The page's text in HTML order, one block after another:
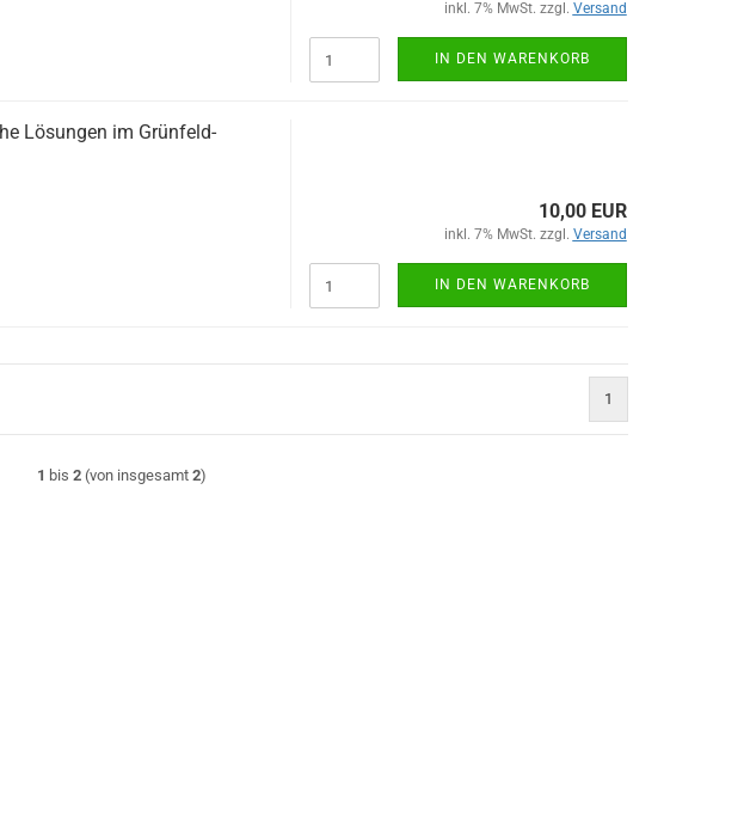
inkl. 7% MwSt. zzgl. Versand
IN DEN WARENKORB
Lösungen im Grünfeld-
10,00 EUR
inkl. 7% MwSt. zzgl. Versand
IN DEN WARENKORB
1
1 bis2 (von insgesamt2)